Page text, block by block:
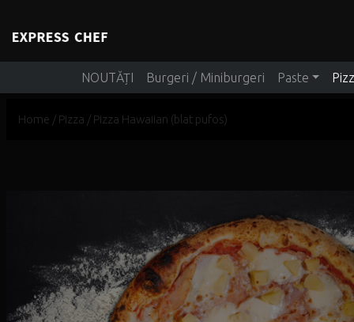
Main Navigation
NOUTĂȚI Burgeri / Miniburgeri Paste
Home / Pizza / Pizza Hawaiian (blat pufos)